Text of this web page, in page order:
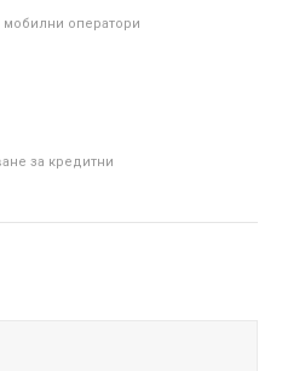
мобилни оператори
за кредитни